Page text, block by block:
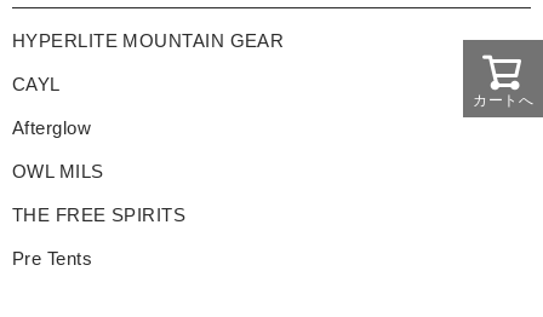
HYPERLITE MOUNTAIN GEAR
CAYL
Afterglow
OWL MILS
THE FREE SPIRITS
Pre Tents
カートへ